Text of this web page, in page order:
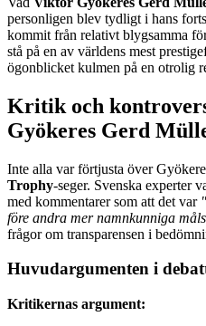
personligen blev tydligt i hans
kommit från relativt blygsamma
stå på en av världens mest
ögonblicket kulmen på en otrolig
Kritik och
Gyökeres Gerd
Inte alla var förtjusta över
Trophy-seger. Svenska experter
med kommentarer som att det var
före andra mer namnkunniga
frågor om transparensen i
Huvudargumenten i
Kritikernas argument: